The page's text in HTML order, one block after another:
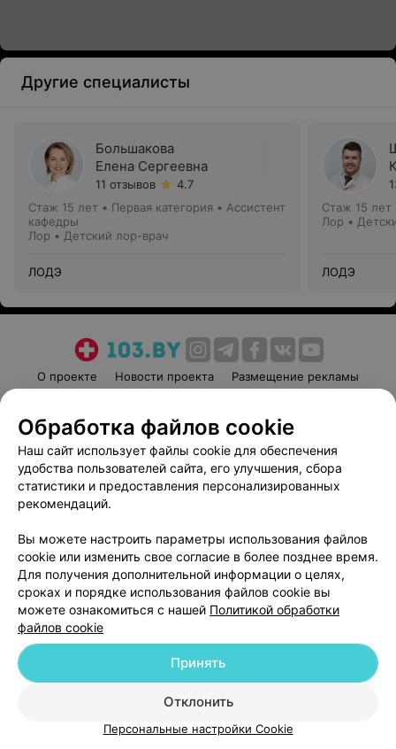
Другие специалисты
Большакова
Елена Сергеевна
11 отзывов
4.7
Стаж 15 лет • Первая категория • Ассистент
кафедры
Лор • Детский лор-врач
ЛОДЭ
Стаж 15 лет
Лор •
ЛОДЭ
О проекте Новости проекта
Размещение рекламы
Пользовательское соглашение
Способы оплаты
Вакансии
Партнеры
Написать руководителю 103.by
Обработка персональных данных
© 2026 ООО «Артокс Лаб», УНП 191700409
| 220012, Республика Беларусь,
Служба поддержки +375 291212755
Обработка файлов cookie
Наш сайт использует файлы cookie для обеспечения
удобства пользователей сайта, его улучшения, сбора
статистики и предоставления персонализированных
рекомендаций.
Вы можете настроить параметры использования файлов
cookie или изменить свое согласие в более позднее время.
Для получения дополнительной информации о целях,
сроках и порядке использования файлов cookie вы
можете ознакомиться с нашей Политикой обработки
файлов cookie
Отклонить
Принять
Персональные настройки Cookie